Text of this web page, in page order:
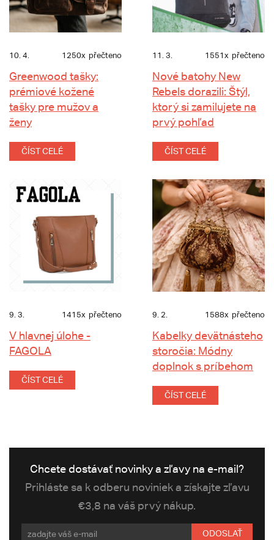
10. 4. 1250x přečteno
Greenwood tašky:
prémiové kožené
tašky pre mužov a
ženy
ČÍST CELÉ
11. 3. 1551x přečteno
Nové batohy New
Rebels dorazili: Štýl,
ktorý si zamilujete na
prvý pohľad
ČÍST CELÉ
9. 3. 1415x přečteno
V hlavnej úlohe -
FAGOLA
ČÍST CELÉ
9. 2. 1588x přečteno
Kabelky devätnásteho
storočia: Módny
doplnok s príbehom
ČÍST CELÉ
Chcete dostávať novinky a zľavy na e-mail?
Prihláste sa k odberu noviniek a získajte zľavu
€3,8 na váš prvý nákup.
ODOSLAŤ